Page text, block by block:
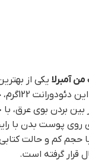
آمبرلا یکی از
از بین بردن بوی
روی پوست بدن با
با حجم کم و حالت
قرار گرفته است.